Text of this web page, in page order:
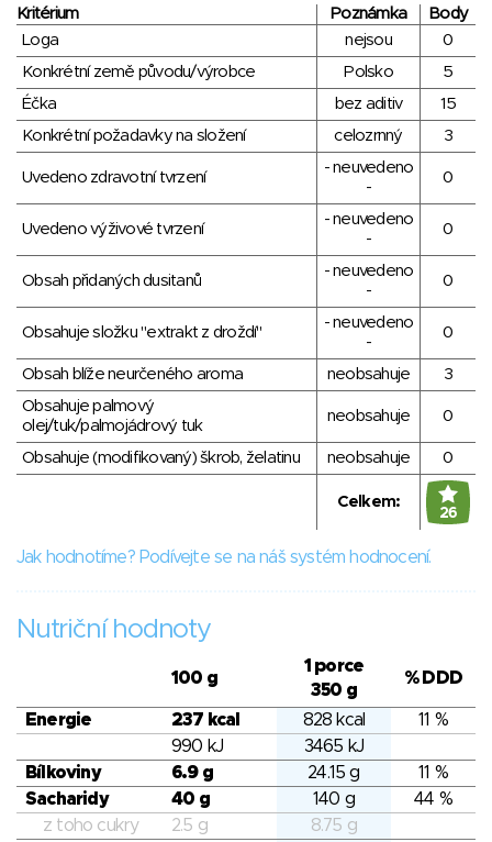
Kritérium Poznámka
Body
Loga
nejsou
0
Konkrétní země původu/výrobce
Polsko
5
Éčka
bez aditiv
15
Konkrétní požadavky na složení
celozrnný 3
Uvedeno zdravotní tvrzení
- neuvedeno
-
0
Uvedeno výživové tvrzení
- neuvedeno
-
0
Obsah přidaných dusitanů
- neuvedeno
-
0
Obsahuje složku "extrakt z droždí"
- neuvedeno
-
0
Obsah blíže neurčeného aroma neobsahuje
3
Obsahuje palmový
olej/tuk/palmojádrový tuk
neobsahuje 0
Obsahuje (modifikovaný) škrob, želatinu neobsahuje 0
Celkem:
26
Jak hodnotíme? Podívejte se na náš systém hodnocení.
Nutriční hodnoty
100 g
1 porce
350 g
% DDD
Energie 237 kcal 828 kcal
11 %
990 kJ
3465 kJ
Bílkoviny
6.9 g 24.15 g
11 %
Sacharidy
40 g 140 g
44 %
z toho cukry
2.5 g
8.75 g